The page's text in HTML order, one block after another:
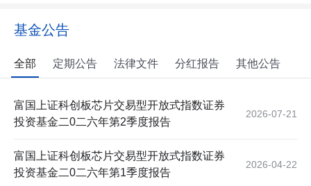
基金公告
全部 定期公告 法律文件 分红报告 其他公告
富国上证科创板芯片交易型开放式指数证券
投资基金二0二六年第2季度报告
2026-07-21
富国上证科创板芯片交易型开放式指数证券
投资基金二0二六年第1季度报告
2026-04-22